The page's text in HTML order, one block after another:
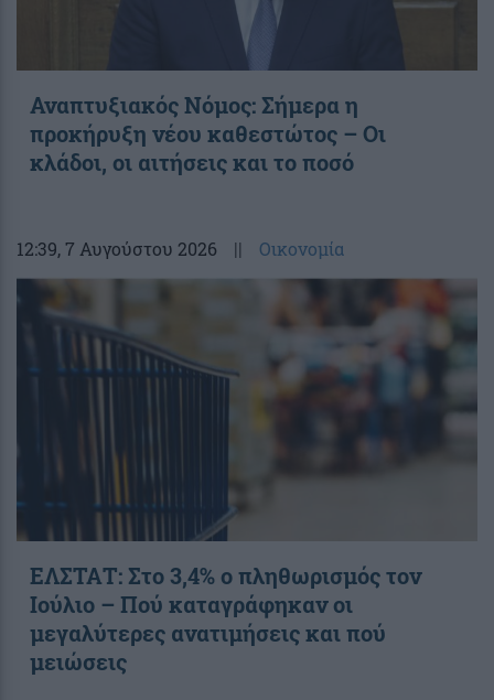
Αναπτυξιακός Νόμος: Σήμερα η
προκήρυξη νέου καθεστώτος – Οι
κλάδοι, οι αιτήσεις και το ποσό
12:39, 7 Αυγούστου 2026 || Οικονομία
ΕΛΣΤΑΤ: Στο 3,4% ο πληθωρισμός τον
Ιούλιο – Πού καταγράφηκαν οι
μεγαλύτερες ανατιμήσεις και πού
μειώσεις